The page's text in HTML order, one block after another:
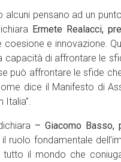
alcuni pensano ad un
Ermete Realacci,
e innovazione.
di affrontare le
può affrontare le sfide
dice il Manifesto di
Italia”.
– Giacomo Basso,
fondamentale
tutto il mondo che